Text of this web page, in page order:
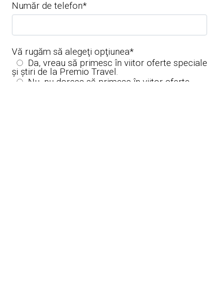
Număr de telefon*
Vă rugăm să alegeţi opţiunea*
Da, vreau să primesc în viitor oferte speciale
și știri de la Premio Travel.
Nu, nu doresc să primesc în viitor oferte